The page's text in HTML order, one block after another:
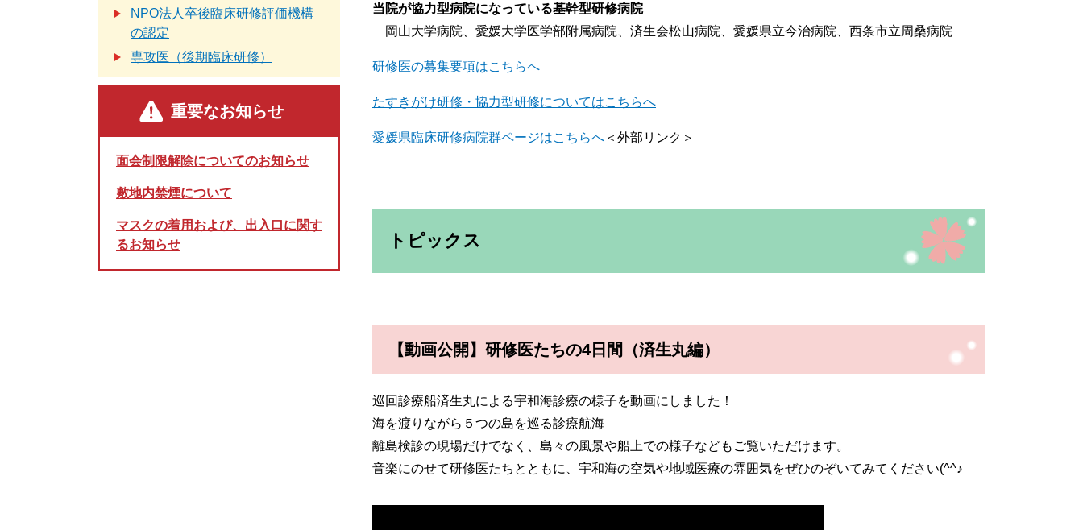
当院が協力型病院になっている基幹型研修病院
岡山大学病院、愛媛大学医学部附属病院、済生会松山病院、愛媛県立今治病院、西条市立周桑病院
研修医の募集要項はこちらへ
たすきがけ研修・協力型研修についてはこちらへ
愛媛県臨床研修病院群ページはこちらへ ＜外部リンク＞
トピックス
【動画公開】研修医たちの4日間（済生丸編）
巡回診療船済生丸による宇和海診療の様子を動画にしました！
海を渡りながら５つの島を巡る診療航海
離島検診の現場だけでなく、島々の風景や船上での様子などもご覧いただけます。
音楽にのせて研修医たちとともに、宇和海の空気や地域医療の雰囲気をぜひのぞいてみてください(^^♪
NPO法人卒後臨床研修評価機構
の認定
専攻医（後期臨床研修）
重要なお知らせ
面会制限解除についてのお知らせ
敷地内禁煙について
マスクの着用および、出入口に関す
るお知らせ